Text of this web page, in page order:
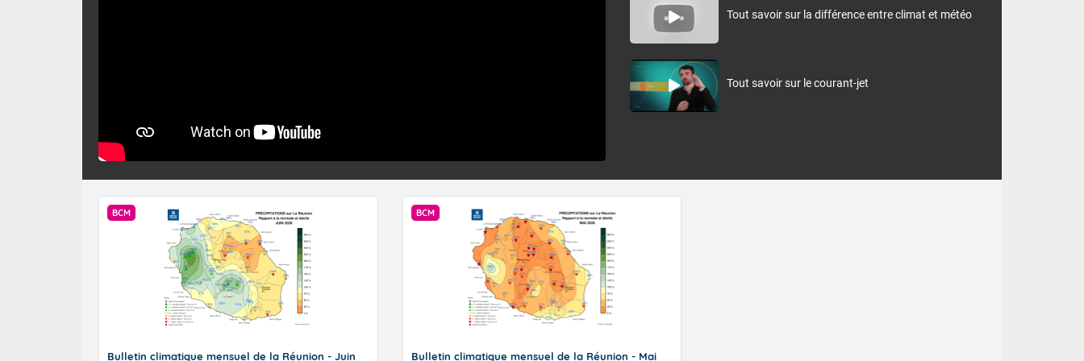
systèmes devraient graduellement se relâcher. Avec l’arrivée d’une pulsation pluvio-orageuse se
reste modéré. Dans ces circonstances, les habitants des Mascareignes, Rodrigues inclus, ne peuvent
pas encore considérer cette saison 25/26 comme totalement terminée.
Il s’agit là du dernier créneau de genèse cyclonique possible avant que le flux de mousson ne bascule
vers l’hémisphère nord à partir de la mi-mai. Ce renversement des vents à l’équateur marquera le
passage définitif en configuration d’hiver austral pour notre bassin.
Tout savoir sur la différence entre climat et météo
Tout savoir sur le courant-jet
BCM
Bulletin climatique mensuel de la Réunion - Juin
BCM
Bulletin climatique mensuel de la Réunion - Mai